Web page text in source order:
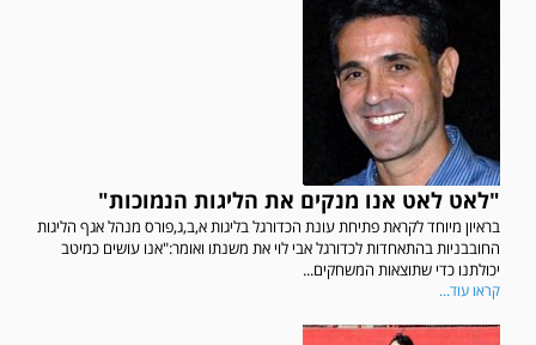
"לאט לאט אנו מנקים את הליגות הנמוכות"
בראיון מיוחד לקראת פתיחת עונת הכדורגל בליגות א,ב,ג,פורס מנהל אגף הליגות
החובבניות בהתאחדות לכדורגל אבי לוי את משנתו ואומר:"אנו עושים כמיטב
יכולתנו כדי שתוצאות המשחקים...
קראו עוד...